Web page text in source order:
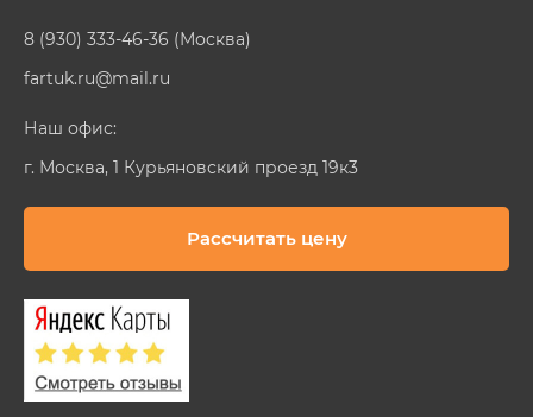
8 (930) 333-46-36 (Москва)
fartuk.ru@mail.ru
Наш офис:
г. Москва, 1 Курьяновский проезд 19к3
Рассчитать цену